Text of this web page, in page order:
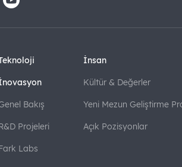
Bakış
Projeleri
Labs
İnsan
Kültür & Değerler
Yeni Mezun Geliştirme
Açık Pozisyonlar